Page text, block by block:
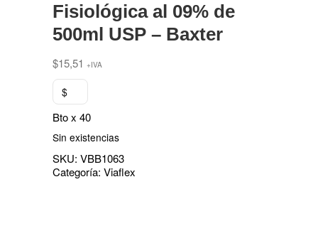
Fisiológica al 09% de
500ml USP – Baxter
$15,51 +IVA
$
Bto x 40
Sin existencias
SKU: VBB1063
Categoría: Viaflex